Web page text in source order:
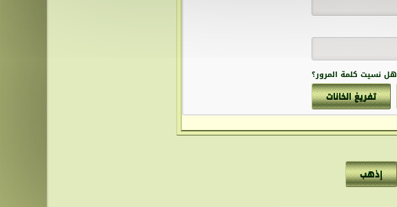
هل نسيت كلمة المرور؟